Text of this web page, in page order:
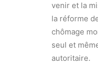
venir et la
la réforme
chômage
seul et
autoritaire.